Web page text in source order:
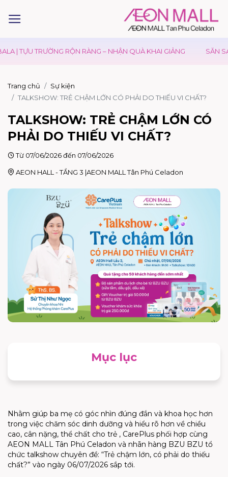
| TỰU TRƯỜNG RỘN RÀNG – NHẬN QUÀ KHAI GIẢNG SĂN
Trang chủ
Sự kiện
TALKSHOW: TRẺ CHẬM LỚN CÓ PHẢI DO THIẾU VI CHẤT?
TALKSHOW: TRẺ CHẬM LỚN CÓ
PHẢI DO THIẾU VI CHẤT?
Từ 07/06/2026 đến 07/06/2026
AEON HALL - TẦNG 3 |AEON MALL Tân Phú Celadon
Mục lục
Nhằm giúp ba mẹ có góc nhìn đúng đắn và khoa học hơn
trong việc chăm sóc dinh dưỡng và hiểu rõ hơn về chiều
cao, cân nặng, thể chất cho trẻ , CarePlus phối hợp cùng
AEON MALL Tân Phú Celadon và nhãn hàng BZU BZU tổ
chức talkshow chuyên đề: “Trẻ chậm lớn, có phải do thiếu
chất?” vào ngày 06/07/2026 sắp tới.